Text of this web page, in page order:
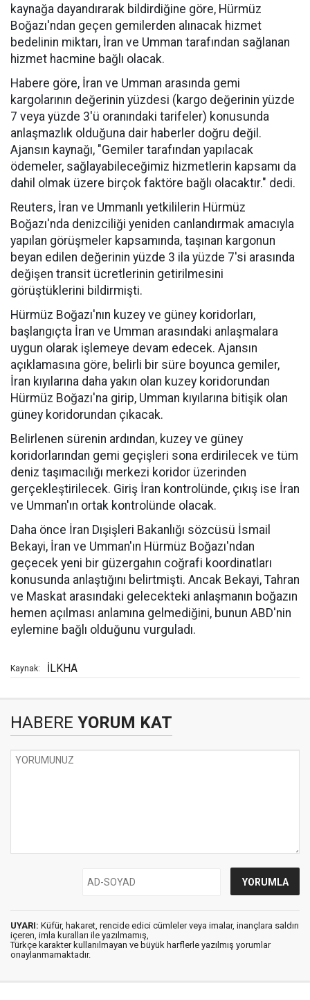
kaynağa dayandırarak bildirdiğine göre, Hürmüz
Boğazı'ndan geçen gemilerden alınacak hizmet
bedelinin miktarı, İran ve Umman tarafından sağlanan
hizmet hacmine bağlı olacak.
Habere göre, İran ve Umman arasında gemi
kargolarının değerinin yüzdesi (kargo değerinin yüzde
7 veya yüzde 3'ü oranındaki tarifeler) konusunda
anlaşmazlık olduğuna dair haberler doğru değil.
Ajansın kaynağı, "Gemiler tarafından yapılacak
ödemeler, sağlayabileceğimiz hizmetlerin kapsamı da
dahil olmak üzere birçok faktöre bağlı olacaktır." dedi.
Reuters, İran ve Ummanlı yetkililerin Hürmüz
Boğazı'nda denizciliği yeniden canlandırmak amacıyla
yapılan görüşmeler kapsamında, taşınan kargonun
beyan edilen değerinin yüzde 3 ila yüzde 7'si arasında
değişen transit ücretlerinin getirilmesini
görüştüklerini bildirmişti.
Hürmüz Boğazı'nın kuzey ve güney koridorları,
başlangıçta İran ve Umman arasındaki anlaşmalara
uygun olarak işlemeye devam edecek. Ajansın
açıklamasına göre, belirli bir süre boyunca gemiler,
İran kıyılarına daha yakın olan kuzey koridorundan
Hürmüz Boğazı'na girip, Umman kıyılarına bitişik olan
güney koridorundan çıkacak.
Belirlenen sürenin ardından, kuzey ve güney
koridorlarından gemi geçişleri sona erdirilecek ve tüm
deniz taşımacılığı merkezi koridor üzerinden
gerçekleştirilecek. Giriş İran kontrolünde, çıkış ise İran
ve Umman'ın ortak kontrolünde olacak.
Daha önce İran Dışişleri Bakanlığı sözcüsü İsmail
Bekayi, İran ve Umman'ın Hürmüz Boğazı'ndan
geçecek yeni bir güzergahın coğrafi koordinatları
konusunda anlaştığını belirtmişti. Ancak Bekayi, Tahran
ve Maskat arasındaki gelecekteki anlaşmanın boğazın
hemen açılması anlamına gelmediğini, bunun ABD'nin
eylemine bağlı olduğunu vurguladı.
Kaynak: İLKHA
HABERE YORUM KAT
UYARI: Küfür, hakaret, rencide edici cümleler veya imalar, inançlara saldırı
içeren, imla kuralları ile yazılmamış,
Türkçe karakter kullanılmayan ve büyük harflerle yazılmış yorumlar
onaylanmamaktadır.